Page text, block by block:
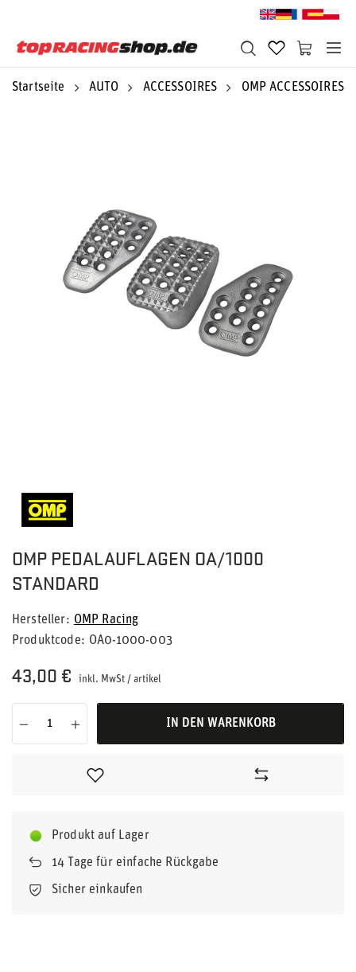
Startseite AUTO ACCESSOIRES OMP ACCESSOIRES
OMP PEDALAUFLAGEN OA/1000
STANDARD
Hersteller
OMP Racing
Produktcode
OA0-1000-003
43,00 € inkl. MwSt / artikel
IN DEN WARENKORB
Produkt auf Lager
14 Tage für einfache Rückgabe
Sicher einkaufen